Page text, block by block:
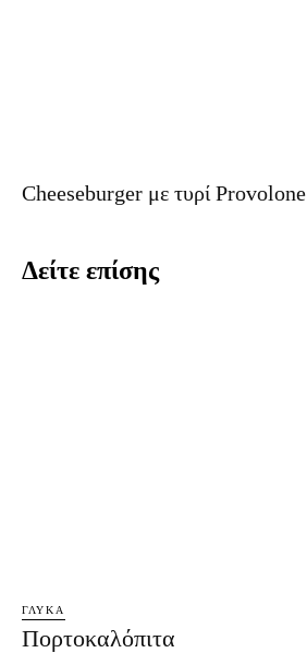
Cheeseburger με τυρί Provolone
Δείτε επίσης
ΓΛΥΚΆ
Πορτοκαλόπιτα